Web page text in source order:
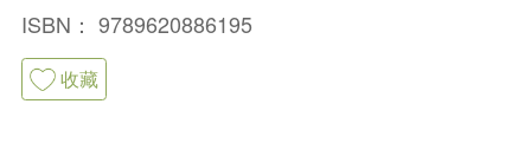
ISBN： 9789620886195
收藏